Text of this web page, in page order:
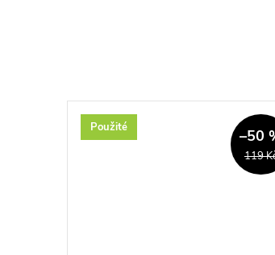
Použité
119
–50